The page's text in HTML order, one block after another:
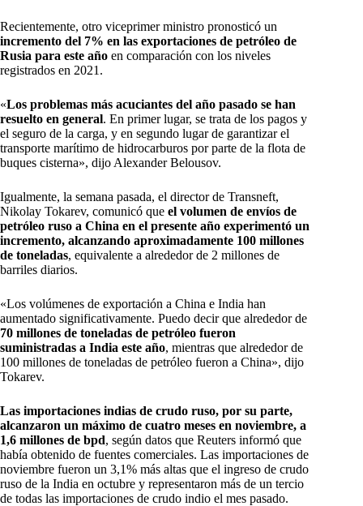
Recientemente, otro viceprimer ministro pronosticó un
incremento del 7% en las exportaciones de petróleo de
Rusia para este año en comparación con los niveles
registrados en 2021.
«Los problemas más acuciantes del año pasado se han
resuelto en general. En primer lugar, se trata de los pagos y
el seguro de la carga, y en segundo lugar de garantizar el
transporte marítimo de hidrocarburos por parte de la flota de
buques cisterna», dijo Alexander Belousov.
Igualmente, la semana pasada, el director de Transneft,
Nikolay Tokarev, comunicó que el volumen de envíos de
petróleo ruso a China en el presente año experimentó un
incremento, alcanzando aproximadamente 100 millones
de toneladas, equivalente a alrededor de 2 millones de
barriles diarios.
«Los volúmenes de exportación a China e India han
aumentado significativamente. Puedo decir que alrededor de
70 millones de toneladas de petróleo fueron
suministradas a India este año, mientras que alrededor de
100 millones de toneladas de petróleo fueron a China», dijo
Tokarev.
Las importaciones indias de crudo ruso, por su parte,
alcanzaron un máximo de cuatro meses en noviembre, a
1,6 millones de bpd, según datos que Reuters informó que
había obtenido de fuentes comerciales. Las importaciones de
noviembre fueron un 3,1% más altas que el ingreso de crudo
ruso de la India en octubre y representaron más de un tercio
de todas las importaciones de crudo indio el mes pasado.